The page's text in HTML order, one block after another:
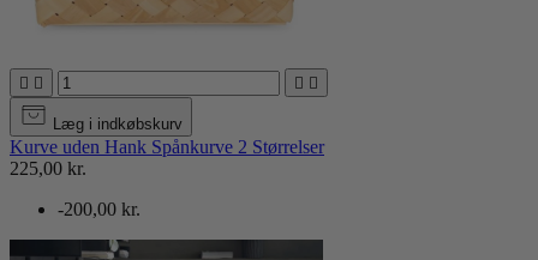
   
Læg i indkøbskurv
Kurve uden Hank Spånkurve 2 Størrelser
225,00 kr.
-200,00 kr.